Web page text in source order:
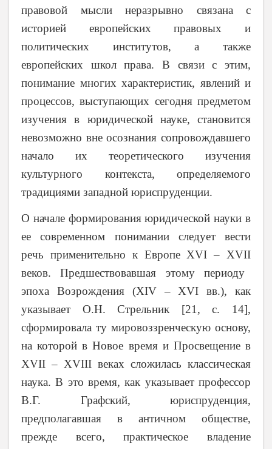
правовой мысли неразрывно связана с
историей европейских правовых и
политических институтов, а также
европейских школ права. В связи с этим,
понимание многих характеристик, явлений и
процессов, выступающих сегодня предметом
изучения в юридической науке, становится
невозможно вне осознания сопровождавшего
начало их теоретического изучения
культурного контекста, определяемого
традициями западной юриспруденции.
О начале формирования юридической науки в
ее современном понимании следует вести
речь применительно к Европе XVI – XVII
веков. Предшествовавшая этому периоду
эпоха Возрождения (XIV– XVI вв.), как
указывает О.Н. Стрельник [21, с. 14],
сформировала ту мировоззренческую основу,
на которой в Новое время и Просвещение в
XVII – XVIII веках сложилась классическая
наука. В это время, как указывает профессор
В.Г. Графский, юриспруденция,
предполагавшая в античном обществе,
прежде всего, практическое владение